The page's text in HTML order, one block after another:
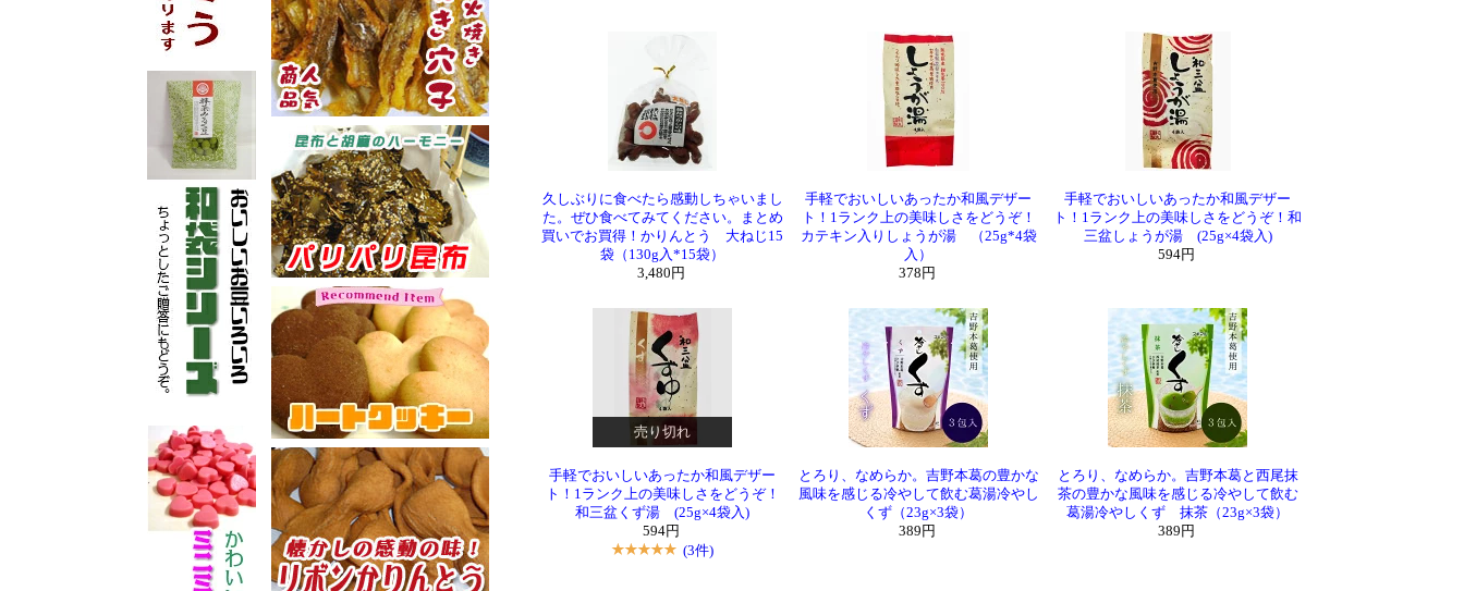
久しぶりに食べたら感動しちゃいまし
た。ぜひ食べてみてください。まとめ
買いでお買得！かりんとう 大ねじ15
袋（130g入*15袋）
3,480円
手軽でおいしいあったか和風デザー
ト！1ランク上の美味しさをどうぞ！
カテキン入りしょうが湯 （25g*4袋
入）
378円
手軽でおいしいあったか和風デザー
ト！1ランク上の美味しさをどうぞ！和
三盆しょうが湯 (25g×4袋入)
594円
売り切れ
手軽でおいしいあったか和風デザー
ト！1ランク上の美味しさをどうぞ！
和三盆くず湯 (25g×4袋入)
594円
(3件)
とろり、なめらか。吉野本葛の豊かな
風味を感じる冷やして飲む葛湯冷やし
くず（23g×3袋）
389円
とろり、なめらか。吉野本葛と西尾抹
茶の豊かな風味を感じる冷やして飲む
葛湯冷やしくず 抹茶（23g×3袋）
389円